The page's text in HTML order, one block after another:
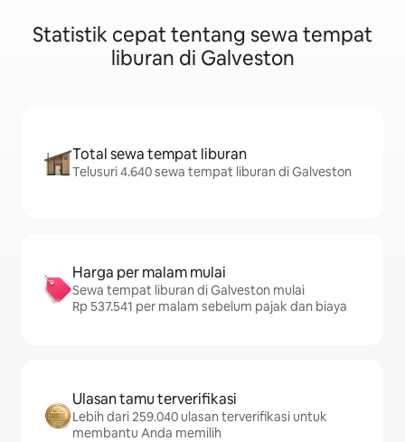
Statistik cepat tentang sewa tempat
liburan di Galveston
Total sewa tempat liburan
Telusuri 4.640 sewa tempat liburan di Galveston
Harga per malam mulai
Sewa tempat liburan di Galveston mulai
Rp 537.541 per malam sebelum pajak dan biaya
Ulasan tamu terverifikasi
Lebih dari 259.040 ulasan terverifikasi untuk
membantu Anda memilih